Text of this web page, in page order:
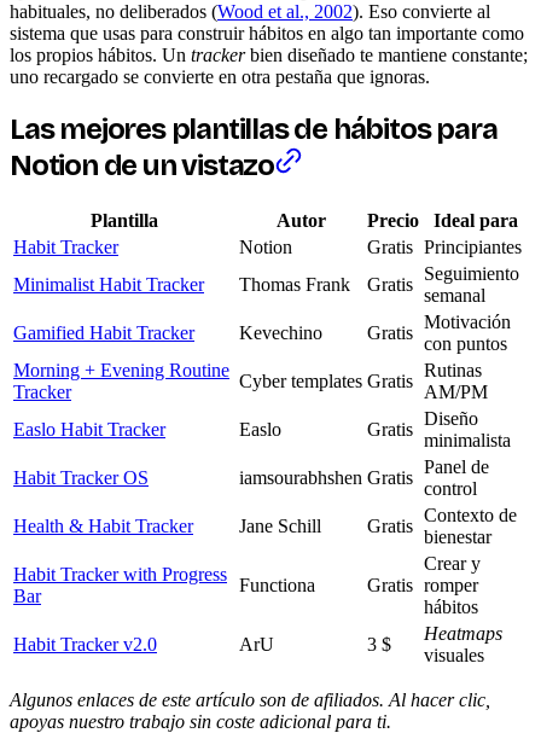
habituales, no deliberados (Wood et al., 2002). Eso convierte al
sistema que usas para construir hábitos en algo tan importante como
los propios hábitos. Un trackerbien diseñado te mantiene constante;
uno recargado se convierte en otra pestaña que ignoras.
Las mejores plantillas de hábitos para
Notion de un vistazo
Plantilla Autor Precio
Ideal para
Habit Tracker
Notion Gratis Principiantes
Minimalist Habit Tracker
Thomas Frank Gratis
Seguimiento
semanal
Gamified Habit Tracker
Kevechino Gratis
Motivación
con puntos
Morning + Evening Routine
Tracker
Cyber templates Gratis
Rutinas
AM/PM
Easlo Habit Tracker
Easlo Gratis
Diseño
minimalista
Habit Tracker OS
iamsourabhshen Gratis
Panel de
control
Health & Habit Tracker
Jane Schill Gratis
Contexto de
bienestar
Habit Tracker with Progress
Bar
Functiona Gratis
Crear y
romper
hábitos
Habit Tracker v2.0
ArU 3 $
Heatmaps
visuales
Algunos enlaces de este artículo son de afiliados. Al hacer clic,
apoyas nuestro trabajo sin coste adicional para ti.